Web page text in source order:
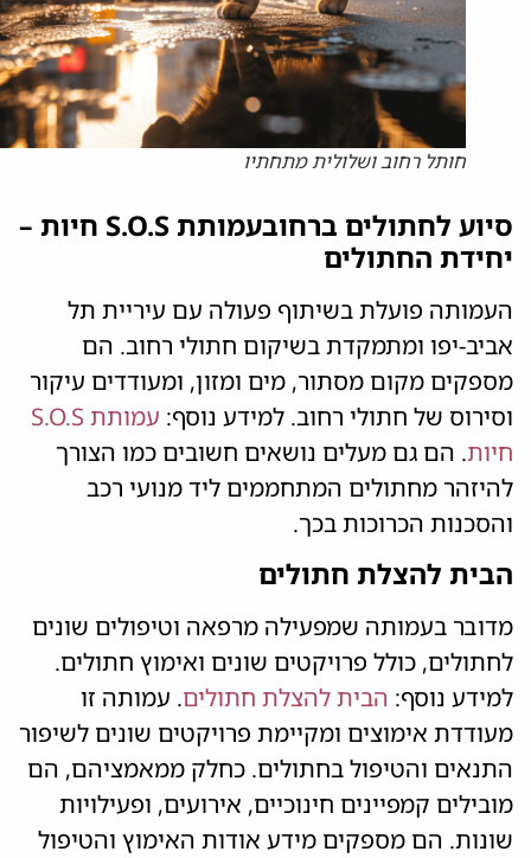
חותל רחוב ושלולית מתחתיו
סיוע לחתולים ברחובעמותת S.O.S חיות –
יחידת החתולים
העמותה פועלת בשיתוף פעולה עם עיריית תל
אביב-יפו ומתמקדת בשיקום חתולי רחוב. הם
מספקים מקום מסתור, מים ומזון, ומעודדים עיקור
וסירוס של חתולי רחוב. למידע נוסף:
עמותת S.O.S
חיות. הם גם מעלים נושאים חשובים כמו הצורך
להיזהר מחתולים המתחממים ליד מנועי רכב
והסכנות הכרוכות בכך.
הבית להצלת חתולים
מדובר בעמותה שמפעילה מרפאה וטיפולים שונים
לחתולים, כולל פרויקטים שונים ואימוץ חתולים.
למידע נוסף: הבית להצלת חתולים. עמותה זו
מעודדת אימוצים ומקיימת פרויקטים שונים לשיפור
התנאים והטיפול בחתולים. כחלק ממאמציהם, הם
מובילים קמפיינים חינוכיים, אירועים, ופעילויות
שונות. הם מספקים מידע אודות האימוץ והטיפול